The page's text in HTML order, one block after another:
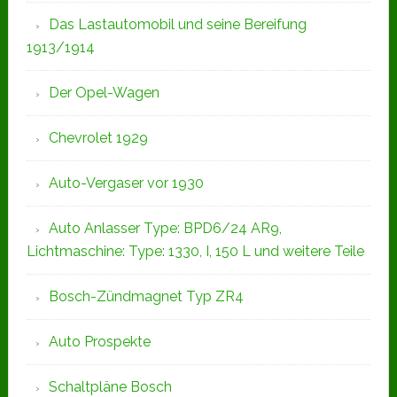
Das Lastautomobil und seine Bereifung
1913/1914
Der Opel-Wagen
Chevrolet 1929
Auto-Vergaser vor 1930
Auto Anlasser Type: BPD6/24 AR9,
Lichtmaschine: Type: 1330, I, 150 L und weitere Teile
Bosch-Zündmagnet Typ ZR4
Auto Prospekte
Schaltpläne Bosch